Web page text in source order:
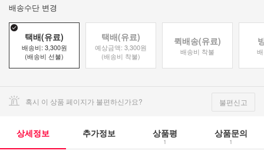
배송수단 변경
택배(유료)
배송비: 3,300원
(배송비 선불)
택배(유료)
예상금액: 3,300원
(배송비 착불)
퀵배송(유료)
배송비 착불
혹시 이 상품 페이지가 불편하신가요? 불편신고
상세정보 추가정보 상품평
1
상품문의
1